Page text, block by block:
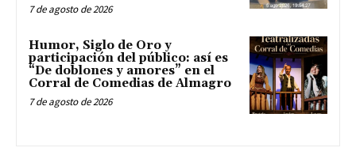
7 de agosto de 2026
Humor, Siglo de Oro y
participación del público: así es
“De doblones y amores” en el
Corral de Comedias de Almagro
7 de agosto de 2026